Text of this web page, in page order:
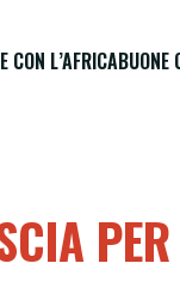
CON L’AFRICABUONE